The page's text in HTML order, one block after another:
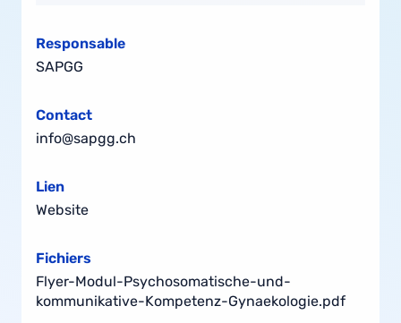
Responsable
SAPGG
Contact
info@sapgg.ch
Lien
Website
Fichiers
Flyer-Modul-Psychosomatische-und-
kommunikative-Kompetenz-Gynaekologie.pdf